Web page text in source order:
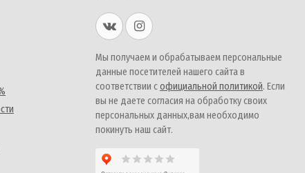
Мы получаем и обрабатываем персональные
данные посетителей нашего сайта в
соответствии софициальной политикой. Если
вы не даете согласия на обработку своих
персональных данных,вам необходимо
покинуть наш сайт.